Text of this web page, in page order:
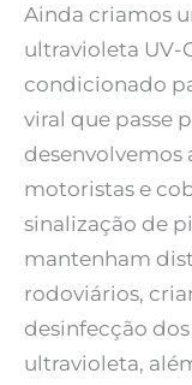
Ainda criamos
ultravioleta UV-
condicionado
viral que passe
desenvolvemos
motoristas e
sinalização de
mantenham
rodoviários,
desinfecção
ultravioleta,